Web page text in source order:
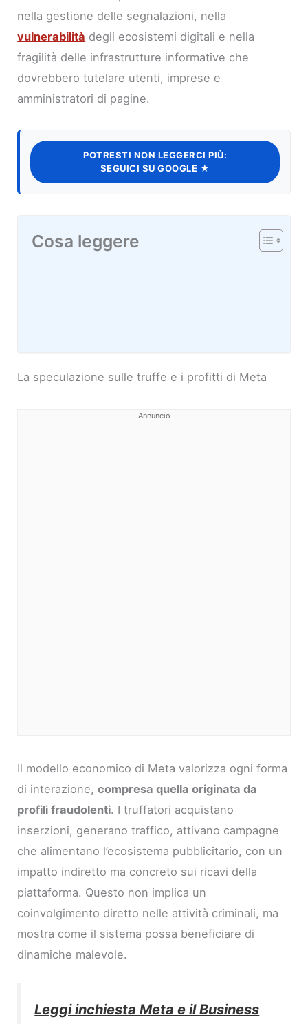
nella gestione delle segnalazioni, nella
vulnerabilità degli ecosistemi digitali e nella
fragilità delle infrastrutture informative che
dovrebbero tutelare utenti, imprese e
amministratori di pagine.
POTRESTI NON LEGGERCI PIÙ:
SEGUICI SU GOOGLE ★
Cosa leggere
La speculazione sulle truffe e i profitti di Meta
Annuncio
Il modello economico di Meta valorizza ogni forma
di interazione,compresa quella originata da
profili fraudolenti. I truffatori acquistano
inserzioni, generano traffico, attivano campagne
che alimentano l’ecosistema pubblicitario, con un
impatto indiretto ma concreto sui ricavi della
piattaforma. Questo non implica un
coinvolgimento diretto nelle attività criminali, ma
mostra come il sistema possa beneficiare di
dinamiche malevole.
Leggi inchiesta Meta e il Business